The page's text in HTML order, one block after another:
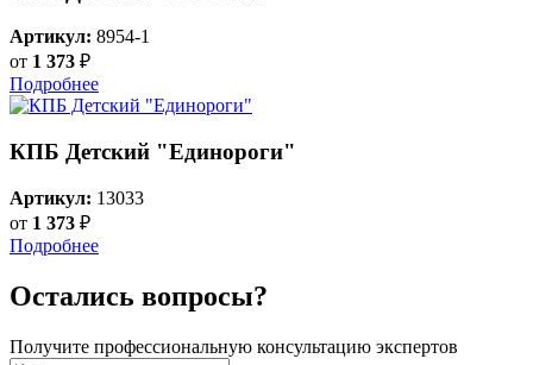
Артикул: 8954-1
от 1 373 ₽
Подробнее
КПБ Детский "Единороги"
Артикул: 13033
от 1 373 ₽
Подробнее
Остались вопросы?
Получите профессиональную консультацию экспертов